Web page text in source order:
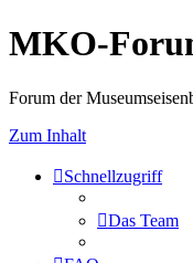
MKO-
Forum der
Zum Inhalt
Schnellzugriff
Das Team